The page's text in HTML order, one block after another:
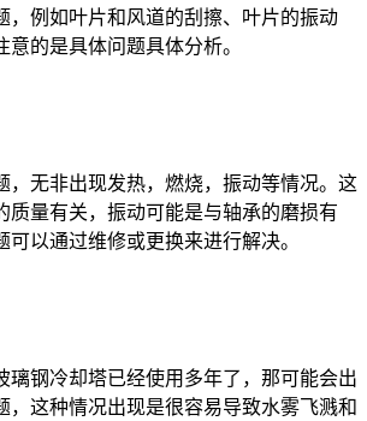
，例如叶片和风道的刮擦、叶片的振动
的是具体问题具体分析。
，无非出现发热，燃烧，振动等情况。这
质量有关，振动可能是与轴承的磨损有
可以通过维修或更换来进行解决。
璃钢冷却塔已经使用多年了，那可能会出
，这种情况出现是很容易导致水雾飞溅和